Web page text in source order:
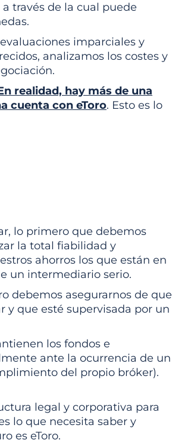
través de la cual puede
imparciales y
analizamos los costes y
realidad, hay más de una
cuenta con eToro. Esto es lo
lo primero que debemos
la total fiabilidad y
ahorros los que están en
un intermediario serio.
debemos asegurarnos de que
y que esté supervisada por un
los fondos e
ante la ocurrencia de un
del propio bróker).
legal y corporativa para
lo que necesita saber y
es eToro.